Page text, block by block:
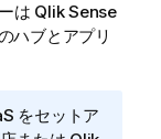
は Qlik Sense
ハブとアプリ
をセットア